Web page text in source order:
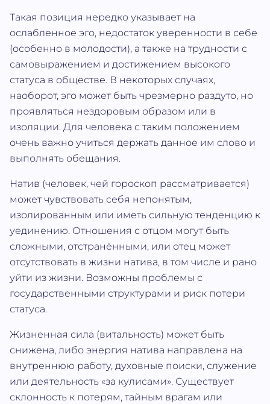
Такая позиция нередко указывает на
ослабленное эго, недостаток уверенности в себе
(особенно в молодости), а также на трудности с
самовыражением и достижением высокого
статуса в обществе. В некоторых случаях,
наоборот, эго может быть чрезмерно раздуто, но
проявляться нездоровым образом или в
изоляции. Для человека с таким положением
очень важно учиться держать данное им слово и
выполнять обещания.
Натив (человек, чей гороскоп рассматривается)
может чувствовать себя непонятым,
изолированным или иметь сильную тенденцию к
уединению. Отношения с отцом могут быть
сложными, отстранёнными, или отец может
отсутствовать в жизни натива, в том числе и рано
уйти из жизни. Возможны проблемы с
государственными структурами и риск потери
статуса.
Жизненная сила (витальность) может быть
снижена, либо энергия натива направлена на
внутреннюю работу, духовные поиски, служение
или деятельность «за кулисами». Существует
склонность к потерям, тайным врагам или